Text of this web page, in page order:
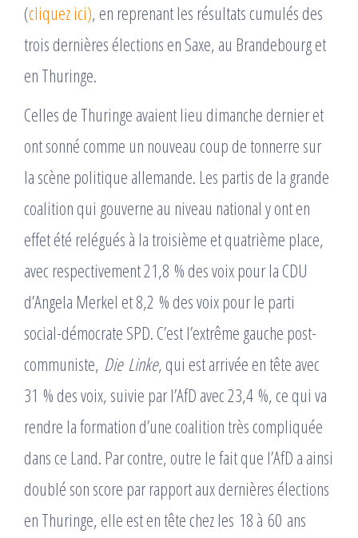
(cliquez ici), en reprenant les résultats cumulés des
trois dernières élections en Saxe, au Brandebourg et
en Thuringe.
Celles de Thuringe avaient lieu dimanche dernier et
ont sonné comme un nouveau coup de tonnerre sur
la scène politique allemande. Les partis de la grande
coalition qui gouverne au niveau national y ont en
effet été relégués à la troisième et quatrième place,
avec respectivement 21,8 % des voix pour la CDU
d’Angela Merkel et 8,2 % des voix pour le parti
social-démocrate SPD. C’est l’extrême gauche post-
communiste, Die Linke, qui est arrivée en tête avec
31 % des voix, suivie par l’AfD avec 23,4 %, ce qui va
rendre la formation d’une coalition très compliquée
dans ce Land. Par contre, outre le fait que l’AfD a ainsi
doublé son score par rapport aux dernières élections
en Thuringe, elle est en tête chez les 18 à 60 ans